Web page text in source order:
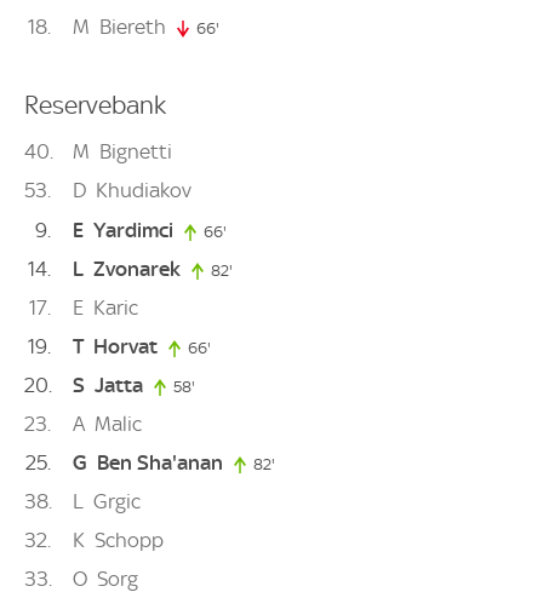
18 M Biereth 66'
Reservebank
40 M Bignetti
53
D Khudiakov
9
E Yardimci 66'
14 L Zvonarek 82'
17 E Karic
19
T Horvat 66'
20 S Jatta 58'
23 A Malic
25
G Ben Sha'anan 82'
38 L
Grgic
32
K Schopp
33
O Sorg